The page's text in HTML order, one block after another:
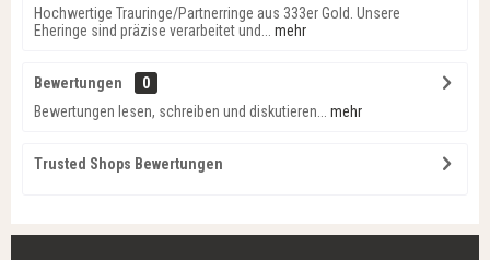
Hochwertige Trauringe/Partnerringe aus 333er Gold. Unsere
Eheringe sind präzise verarbeitet und...
mehr
Bewertungen
0
Bewertungen lesen, schreiben und diskutieren...
mehr
Trusted Shops Bewertungen